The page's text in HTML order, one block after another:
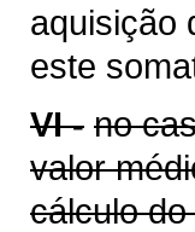
aquisição
este
VI - no
valor
cálculo